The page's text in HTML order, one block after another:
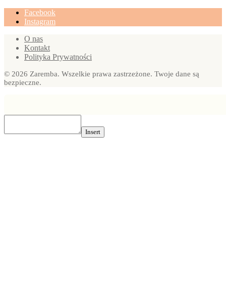
Facebook
Instagram
O nas
Kontakt
Polityka Prywatności
© 2026 Zaremba. Wszelkie prawa zastrzeżone. Twoje dane są
bezpieczne.
Insert